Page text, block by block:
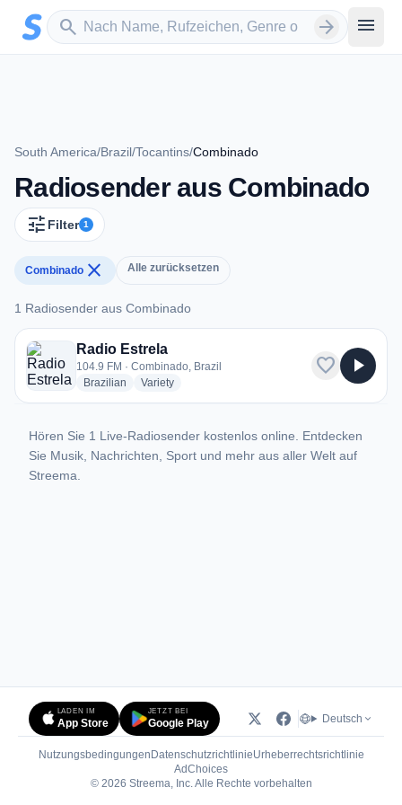
Zum Hauptinhalt springen
search
Sender suchen arrow_forward menu
South America/Brazil/Tocantins/Combinado
Radiosender aus Combinado
tune Filter 1
Combinado close Alle zurücksetzen
1 Radiosender aus Combinado
1 Radiosender aus Combinado
Radio Estrela
104.9 FM · Combinado, Brazil
Brazilian radio stations
Varietyradio stations
favorite play_arrow
Hören Sie 1 Live-Radiosender kostenlos online. Entdecken
Sie Musik, Nachrichten, Sport und mehr aus aller Welt auf
Streema.
LADEN IM
App Store
JETZT BEI
Google Play Deutsch
Nutzungsbedingungen DatenschutzrichtlinieUrheberrechtsrichtlinie
AdChoices(öffnet in neuem Tab)
© 2026 Streema, Inc. Alle Rechte vorbehalten